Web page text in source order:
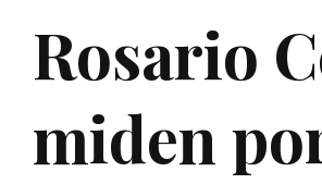
Rosario
miden